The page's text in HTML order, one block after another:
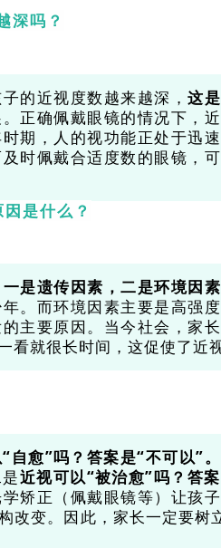
深吗？
的近视度数越来越深， 这
正确佩戴眼镜的情况下，
期，人的视功能正处于迅
时佩戴合适度数的眼镜，
是什么？
一是遗传因素，二是环境因素
。而环境因素主要是高强
主要原因。当今社会，家
看就很长时间，这促使了近
自愈”吗？答案是“不可以”。
近视可以“被治愈”吗？答案
矫正（佩戴眼镜等）让孩
改变。因此，家长一定要树